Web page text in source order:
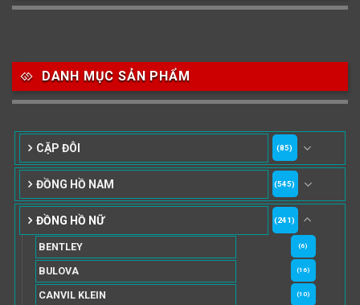
DANH MỤC SẢN PHẨM
CẶP ĐÔI (85)
ĐỒNG HỒ NAM (545)
ĐỒNG HỒ NỮ (241)
BENTLEY (6)
BULOVA (16)
CANVIL KLEIN (10)